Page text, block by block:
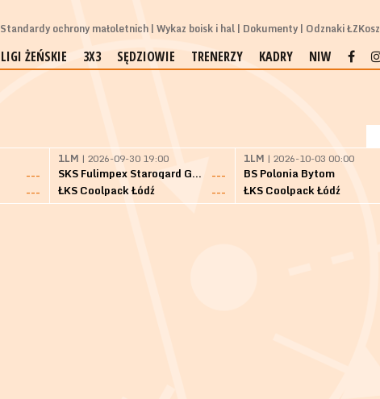
Standardy ochrony małoletnich Wykaz boisk i hal Dokumenty Odznaki ŁZKosz
LIGI ŻEŃSKIE 3X3 SĘDZIOWIE TRENERZY KADRY NIW
---
---
1LM | 2026-09-30 19:00
SKS Fulimpex Starogard Gdański
---
ŁKS Coolpack Łódź
---
1LM | 2026-10-03 00:00
BS Polonia Bytom
ŁKS Coolpack Łódź